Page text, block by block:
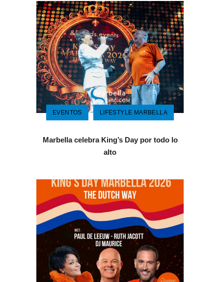
EVENTOS LIFESTYLE MARBELLA
Marbella celebra King’s Day por todo lo
alto